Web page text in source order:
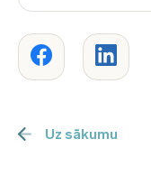
Uz sākumu